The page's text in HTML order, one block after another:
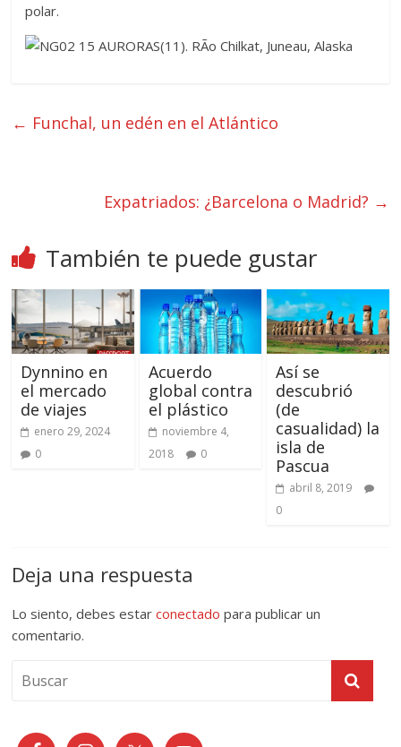
polar.
← Funchal, un edén en el Atlántico
Expatriados: ¿Barcelona o Madrid? →
También te puede gustar
Dynnino en
el mercado
de viajes
enero 29, 2024
0
Acuerdo
global contra
el plástico
noviembre 4,
2018
0
Así se
descubrió
(de
casualidad) la
isla de
Pascua
abril 8, 2019
0
Deja una respuesta
Lo siento, debes estarconectado para publicar un
comentario.